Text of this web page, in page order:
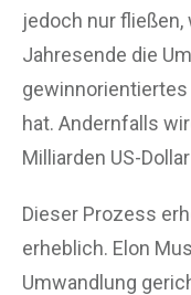
jedoch nur
Jahresende die
hat. Andernfalls
Milliarden US-
Dieser Prozess
erheblich. Elon
Umwandlung